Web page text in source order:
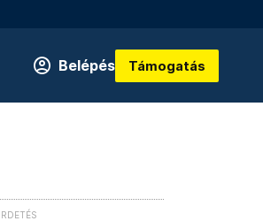
Belépés Támogatás